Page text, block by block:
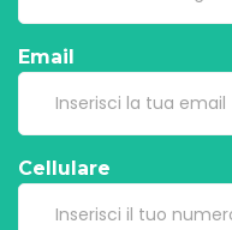
Email
Cellulare